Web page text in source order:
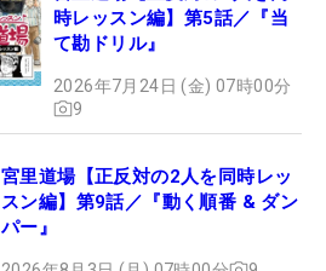
時レッスン編】第5話／『当
て勘ドリル』
2026年7月24日 (金) 07時00分
9
宮里道場【正反対の2人を同時レッ
スン編】第9話／『動く順番 & ダン
パー』